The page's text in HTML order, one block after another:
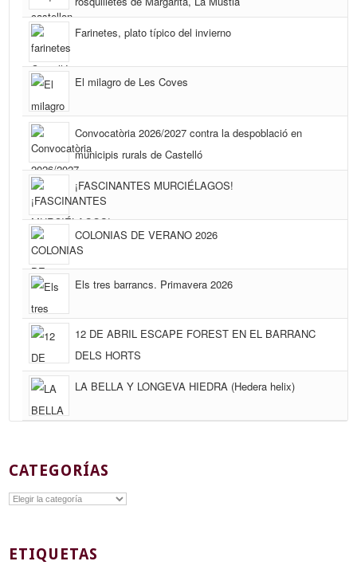
Farinetes, plato típico del invierno
El milagro de Les Coves
Convocatòria 2026/2027 contra la despoblació en
municipis rurals de Castelló
¡FASCINANTES MURCIÉLAGOS!
COLONIAS DE VERANO 2026
Els tres barrancs. Primavera 2026
12 DE ABRIL ESCAPE FOREST EN EL BARRANC
DELS HORTS
LA BELLA Y LONGEVA HIEDRA (Hedera helix)
CATEGORÍAS
Categorías
ETIQUETAS